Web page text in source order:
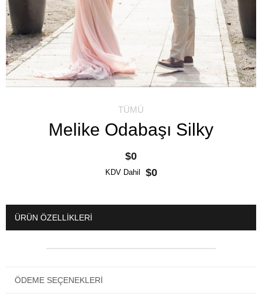
TÜMÜ
Melike Odabaşı Silky
$0
KDV Dahil $0
ÜRÜN ÖZELLIKLERI
ÖDEME SEÇENEKLERI